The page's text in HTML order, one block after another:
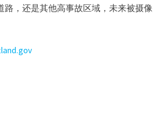
路，还是其他高事故区域，未来被摄